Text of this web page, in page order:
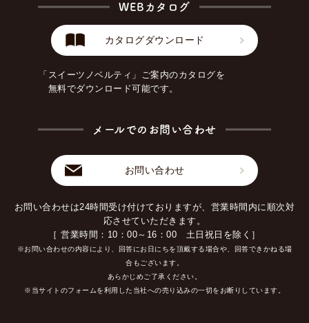
WEBカタログ
カタログダウンロード
「スイーツノベルティ」ご案内のカタログを
無料でダウンロード可能です。
メールでのお問い合わせ
お問い合わせ
お問い合わせは24時間受け付けておりますが、営業時間内に順次対
応させていただきます。
［ 営業時間：10：00～16：00 土日祝日を除く］
※お問い合わせの内容により、回答にお日にちを頂戴する場合や、回答できかねる場
合もございます。
あらかじめご了承ください。
※当サイトのフォームを利用した当社への売り込みの一切をお断りしています。